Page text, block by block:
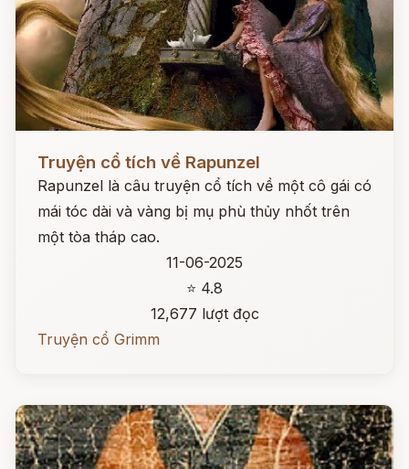
Truyện cổ tích về Rapunzel
Rapunzel là câu truyện cổ tích về một cô gái có
mái tóc dài và vàng bị mụ phù thủy nhốt trên
một tòa tháp cao.
11-06-2025
⭐ 4.8
12,677 lượt đọc
Truyện cổ Grimm